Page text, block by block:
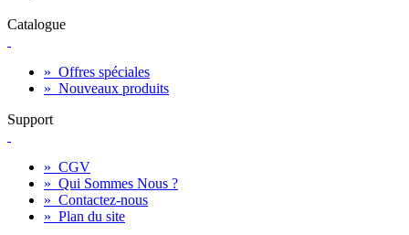
Catalogue
» Offres spéciales
» Nouveaux produits
Support
» CGV
» Qui Sommes Nous ?
» Contactez-nous
» Plan du site